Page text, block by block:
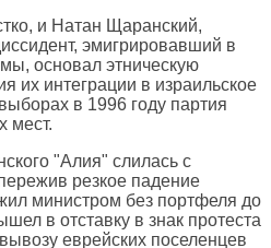
и Натан Щаранский,
эмигрировавший в
основал этническую
их интеграции в израильское
в 1996 году партия
мест.
"Алия" слилась с
резкое падение
министром без портфеля до
в отставку в знак протеста
еврейских поселенцев